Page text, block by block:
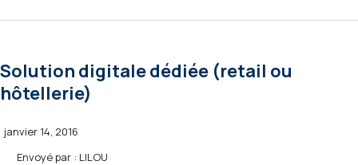
Solution digitale dédiée (retail ou
hôtellerie)
janvier 14, 2016
Envoyé par : LILOU